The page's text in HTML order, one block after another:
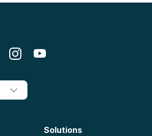
Solutions